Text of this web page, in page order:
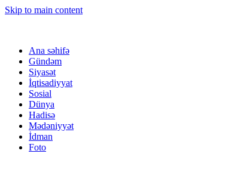
Skip to main content
Ana səhifə
Gündəm
Siyasət
İqtisadiyyat
Sosial
Dünya
Hadisə
Mədəniyyət
İdman
Foto